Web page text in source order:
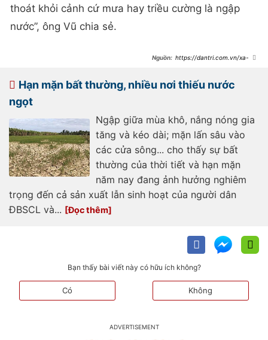
thoát khỏi cảnh cứ mưa hay triều cường là ngập
nước”, ông Vũ chia sẻ.
https://dantri.com.vn/xa-
dang-cao-o-tphcm-
20241019005031694.htm
Hạn mặn bất thường, nhiều nơi thiếu nước
ngọt
Ngập giữa mùa khô, nắng nóng gia
tăng và kéo dài; mặn lấn sâu vào
các cửa sông... cho thấy sự bất
thường của thời tiết và hạn mặn
năm nay đang ảnh hưởng nghiêm
trọng đến cả sản xuất lẫn sinh hoạt của người dân
ĐBSCL và...
Bạn thấy bài viết này có hữu ích không?
Có Không